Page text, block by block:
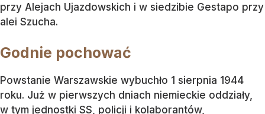
przy Alejach Ujazdowskich i w siedzibie Gestapo przy
alei Szucha.
Godnie pochować
Powstanie Warszawskie wybuchło 1 sierpnia 1944
roku. Już w pierwszych dniach niemieckie oddziały,
w tym jednostki SS, policji i kolaborantów,